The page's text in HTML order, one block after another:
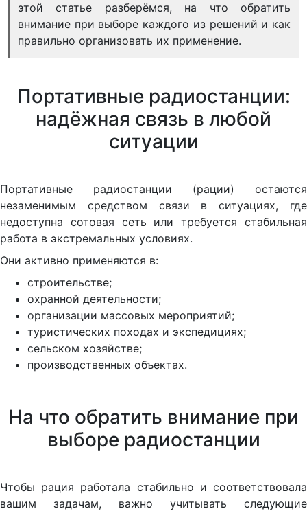
этой статье разберёмся, на что обратить
внимание при выборе каждого из решений и как
правильно организовать их применение.
Портативные радиостанции:
надёжная связь в любой
ситуации
Портативные радиостанции (рации) остаются
незаменимым средством связи в ситуациях, где
недоступна сотовая сеть или требуется стабильная
работа в экстремальных условиях.
Они активно применяются в:
строительстве;
охранной деятельности;
организации массовых мероприятий;
туристических походах и экспедициях;
сельском хозяйстве;
производственных объектах.
На что обратить внимание при
выборе радиостанции
Чтобы рация работала стабильно и соответствовала
вашим задачам, важно учитывать следующие